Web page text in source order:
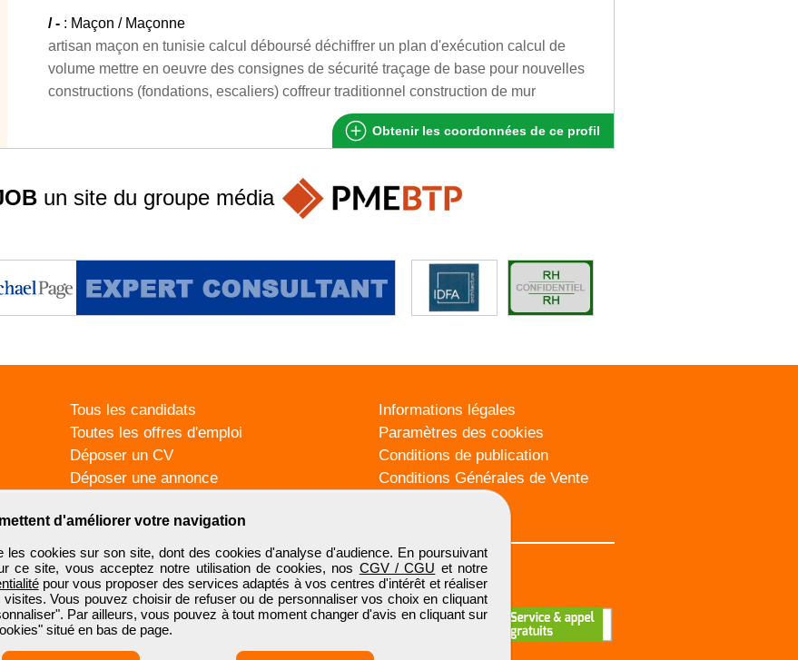
/ - : Maçon / Maçonne
artisan maçon en tunisie calcul déboursé déchiffrer un plan d'exécution calcul de
volume mettre en oeuvre des consignes de sécurité traçage de base pour nouvelles
constructions (fondations, escaliers) coffreur traditionnel construction de mur
Obtenir les coordonnées de ce profil
d'améliorer votre navigation
les cookies sur son site, dont des cookies d'analyse d'audience. En poursuivant
ce site, vous acceptez notre utilisation de cookies, nos CGV / CGU et notre
pour vous proposer des services adaptés à vos centres d'intérêt et réaliser
Vous pouvez choisir de refuser ou de personnaliser vos choix en cliquant
Par ailleurs, vous pouvez à tout moment changer d'avis en cliquant sur
situé en bas de page.
un site du groupe média
Tous les candidats
Toutes les offres d'emploi
Déposer un CV
Déposer une annonce
Informations légales
Paramètres des cookies
Conditions de publication
Conditions Générales de Vente